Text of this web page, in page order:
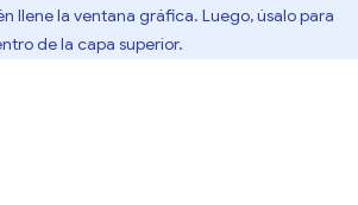
llene la ventana gráfica. Luego, úsalo para
de la capa superior.